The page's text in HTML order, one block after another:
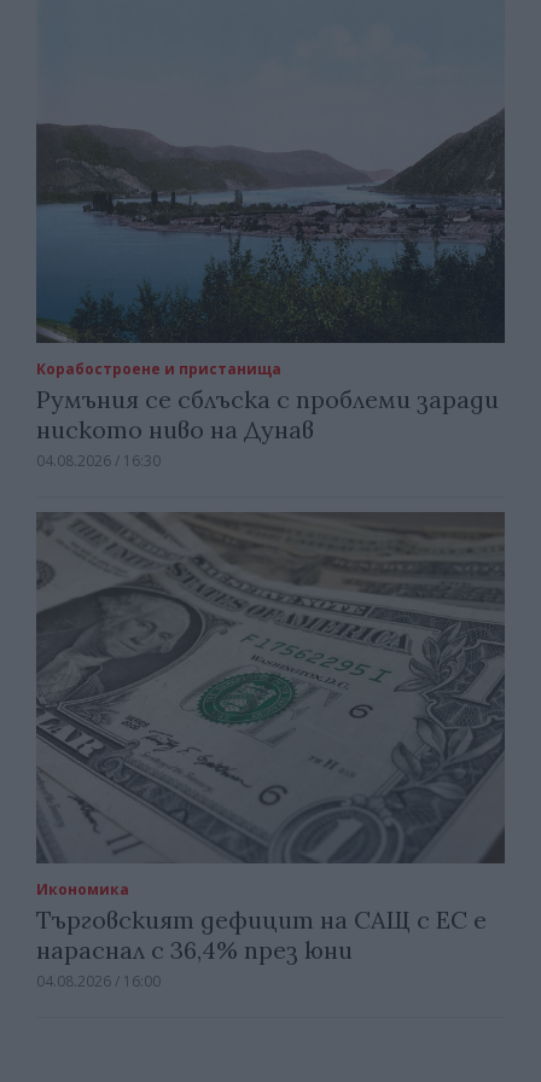
Корабостроене и пристанища
Румъния се сблъска с проблеми заради
ниското ниво на Дунав
04.08.2026 / 16:30
Икономика
Търговският дефицит на САЩ с ЕС е
нараснал с 36,4% през юни
04.08.2026 / 16:00